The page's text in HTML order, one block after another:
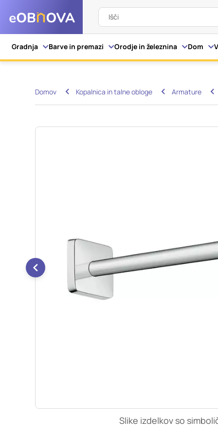
Išči
Gradnja Barve in premazi Orodje in železnina Dom
Domov Kopalnica in talne obloge Armature
Slike izdelkov so
Nastavitve
Ko obiščete katero
pa skrbijo, da vaše
razkrivajo
izkušnjo. Nekatere
informacij in
Ti piškotki so nujni
so nastavljeni samo
zasebnosti, prijava
vas opozori na njih.
Piškotki za
Te piškotke